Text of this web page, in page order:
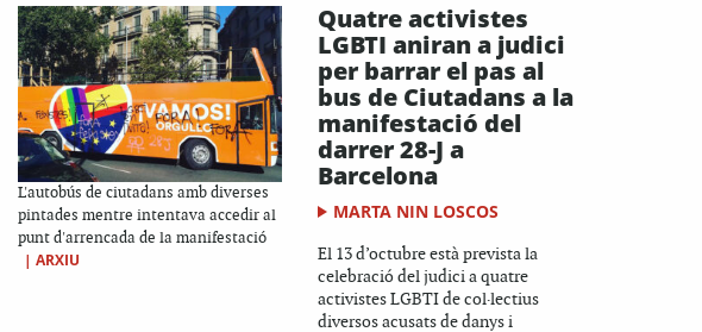
L'autobús de ciutadans amb diverses
pintades mentre intentava accedir al
punt d'arrencada de la manifestació
| ARXIU
Quatre activistes
LGBTI aniran a judici
per barrar el pas al
bus de Ciutadans a la
manifestació del
darrer 28-J a
Barcelona
MARTA NIN LOSCOS
El 13 d’octubre està prevista la
celebració del judici a quatre
activistes LGBTI de col·lectius
diversos acusats de danys i